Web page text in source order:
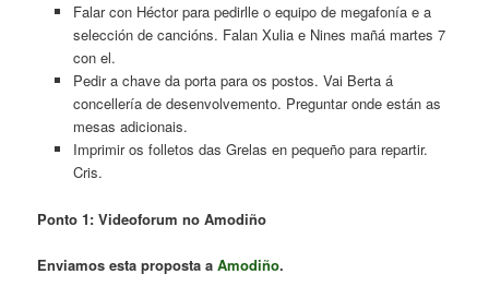
Falar con Héctor para pedirlle o equipo de megafonía e a
selección de cancións. Falan Xulia e Nines mañá martes 7
con el.
Pedir a chave da porta para os postos. Vai Berta á
concellería de desenvolvemento. Preguntar onde están as
mesas adicionais.
Imprimir os folletos das Grelas en pequeño para repartir.
Cris.
Ponto 1: Videoforum no Amodiño
Enviamos esta proposta aAmodiño.